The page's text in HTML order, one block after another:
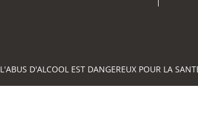
L'ABUS D'ALCOOL EST DANGEREUX POUR LA